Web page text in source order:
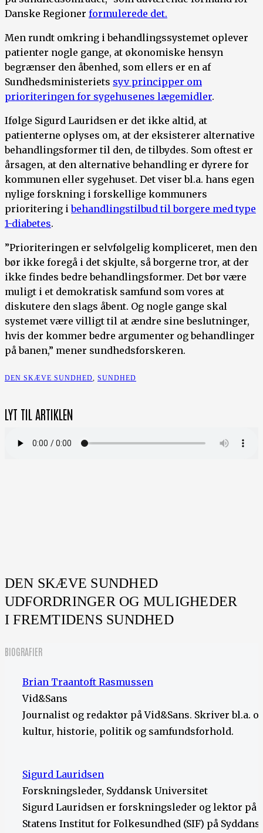
Danske Regioner formulerede det.
Men rundt omkring i behandlingssystemet oplever
patienter nogle gange, at økonomiske hensyn
begrænser den åbenhed, som ellers er en af
Sundhedsministeriets syv principper om
prioriteringen for sygehusenes lægemidler.
Ifølge Sigurd Lauridsen er det ikke altid, at
patienterne oplyses om, at der eksisterer alternative
behandlingsformer til den, de tilbydes. Som oftest er
årsagen, at den alternative behandling er dyrere for
kommunen eller sygehuset. Det viser bl.a. hans egen
nylige forskning i forskellige kommuners
prioritering ibehandlingstilbud til borgere med type
1-diabetes.
”Prioriteringen er selvfølgelig kompliceret, men den
bør ikke foregå i det skjulte, så borgerne tror, at der
ikke findes bedre behandlingsformer. Det bør være
muligt i et demokratisk samfund som vores at
diskutere den slags åbent. Og nogle gange skal
systemet være villigt til at ændre sine beslutninger,
hvis der kommer bedre argumenter og behandlinger
på banen,” mener sundhedsforskeren.
DEN SKÆVE SUNDHED, SUNDHED
LYT TIL ARTIKLEN
DEN SKÆVE SUNDHED
UDFORDRINGER OG MULIGHEDER
I FREMTIDENS SUNDHED
BIOGRAFIER
Brian Traantoft Rasmussen
Vid&Sans
Journalist og redaktør på Vid&Sans. Skriver bl.a.
kultur, historie, politik og samfundsforhold.
Sigurd Lauridsen
Forskningsleder, Syddansk Universitet
Sigurd Lauridsen er forskningsleder og lektor på
Statens Institut for Folkesundhed (SIF) på